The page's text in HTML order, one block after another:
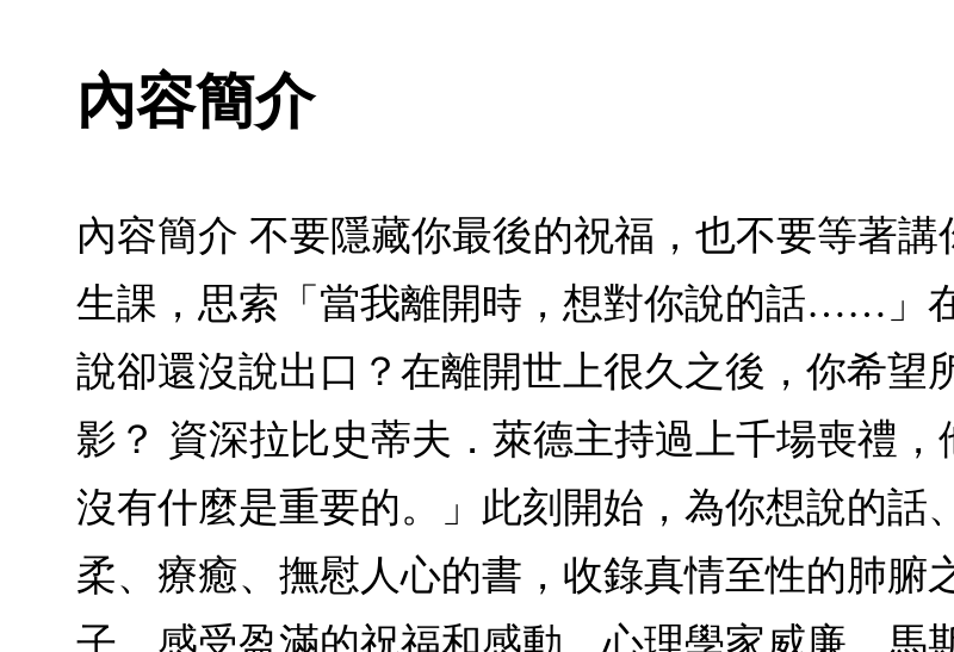
內容簡介
內容簡介 不要隱藏你最後的祝福，也不要等著
生課，思索「當我離開時，想對你說的話……」
說卻還沒說出口？在離開世上很久之後，你希望
影？ 資深拉比史蒂夫．萊德主持過上千場喪禮，
沒有什麼是重要的。」此刻開始，為你想說的話
柔、療癒、撫慰人心的書，收錄真情至性的肺腑